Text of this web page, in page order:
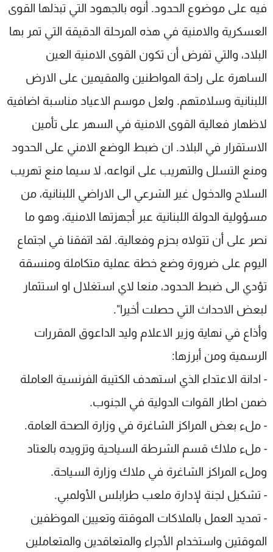
فيه على موضوع الحدود. أنوه بالجهود التي تبذلها القوى
العسكرية والامنية في هذه المرحلة الدقيقة التي تمر بها
البلاد، والتي تفرض أن تكون القوى الامنية العين
الساهرة على راحة المواطنين والمقيمين على الارض
اللبنانية وسلامتهم. ولعل موسم الاعياد مناسبة اضافية
لاظهار فعالية القوى الامنية في السهر على تأمين
الاستقرار في البلاد. ان ضبط الوضع الامني على الحدود
ومنع التسلل والتهريب على انواعه، لا سيما منع تهريب
السلاح والدخول غير الشرعي الى الاراضي اللبنانية، من
مسؤولية الدولة اللبنانية عبر أجهزتها الامنية، وهو ما
نصر على أن تتولاه بحزم وفعالية. لقد اتفقنا في اجتماع
اليوم على ضرورة وضع خطة عملية متكاملة ومنسقة
تؤدي الى ضبط الحدود، منعا لاي استغلال او استثمار
لبعض الاحداث التي حصلت أخيرا".
وأذاع في نهاية وزير الاعلام وليد الداعوق المقررات
الرسمية ومن أبرزها:
- ادانة الاعتداء الذي استهدف الكتيبة الفرنسية العاملة
ضمن اطار القوات الدولية في الجنوب.
- ملء بعض المراكز الشاغرة في وزارة الصحة العامة.
- ملء ملاك قسم الشرطة السياحية وتزويده بالعتاد
وملء المراكز الشاغرة في ملاك وزارة السياحة.
- تشكيل لجنة لإدارة ملعب طرابلس الأولمبي.
- تمديد العمل بالملاكات الموقتة وتعيين الموظفين
الموقتين واستخدام الأجراء والمتعاقدين والمتعاملين